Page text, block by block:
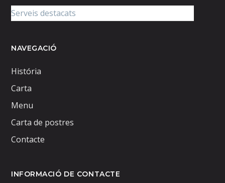
NAVEGACIÓ
História
Carta
Menu
Carta de postres
Contacte
INFORMACIÓ DE CONTACTE